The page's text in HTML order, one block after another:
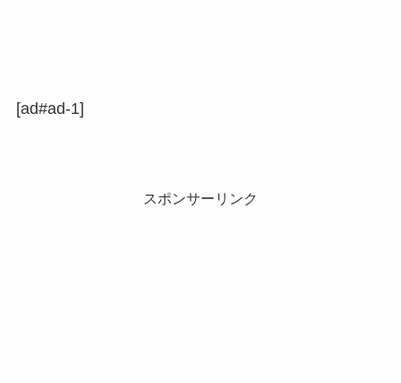
[ad#ad-1]
スポンサーリンク